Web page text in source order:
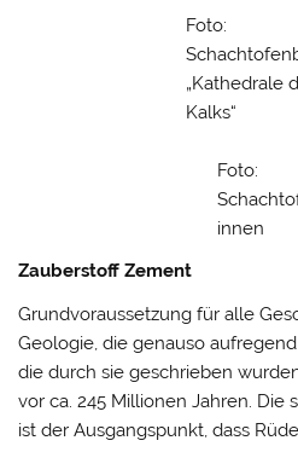
Foto:
„Kathedrale
Kalks“
Foto:
innen
Zauberstoff Zement
Grundvoraussetzung für alle
Geologie, die genauso
die durch sie geschrieben
vor ca. 245 Millionen Jahren. Die
ist der Ausgangspunkt, dass